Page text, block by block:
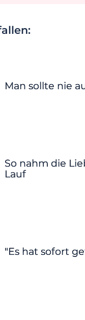
Man sollte nie
So nahm die
Lauf
"Es hat sofort